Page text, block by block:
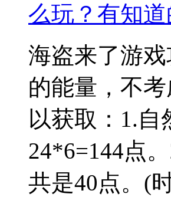
么玩？有知
海盗来了游
的能量，不
以获取：1.自
24*6=144点
共是40点。(